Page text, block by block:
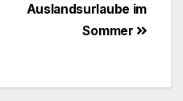
Auslandsurlaube im
Sommer